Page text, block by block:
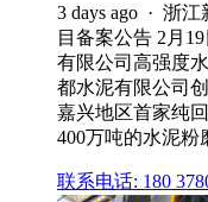
3 days ago · 浙
目备案公告 2月
有限公司高强度
都水泥有限公司
嘉兴地区首家纯
400万吨的水泥粉
联系电话: 180